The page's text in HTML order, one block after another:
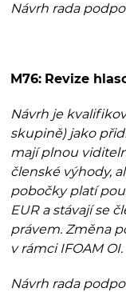
Návrh rada
M76: Revize
Návrh je
skupině) jako
mají plnou
členské výhody,
pobočky platí
EUR a stávají se
právem. Změna
v rámci IFOAM OI.
Návrh rada